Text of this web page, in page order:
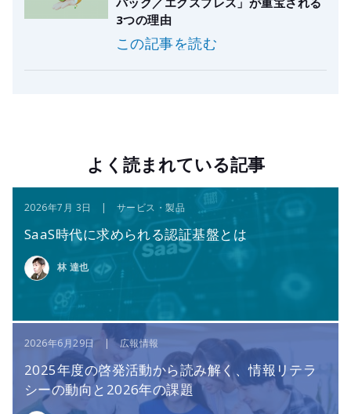
3つの理由
この記事を読む
よく読まれている記事
2026年7月 3日 | サービス・製品
SaaS時代に求められる認証基盤とは
林 達也
2026年6月29日 | 広報情報
2025年度の啓発活動から読み解く、情報リテラ
シーの動向と2026年の課題